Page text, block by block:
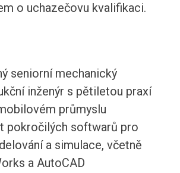
o uchazečovu kvalifikaci.
seniorní mechanický
inženýr s pětiletou praxí
průmyslu
pokročilých softwarů pro
a simulace, včetně
a AutoCAD